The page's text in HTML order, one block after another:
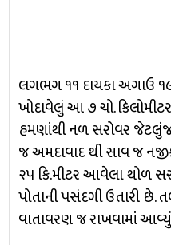
લગભગ ૧૧ દાયકા અગાઉ
ખોદાવેલું આ ૭ ચો.
હમણાંથી નળ સરોવર
જ અમદાવાદ થી સાવ જ
૨૫ કિ.મીટર આવેલા થોળ
પોતાની પસંદગી ઉતારી છે.
વાતાવરણ જ રાખવામાં